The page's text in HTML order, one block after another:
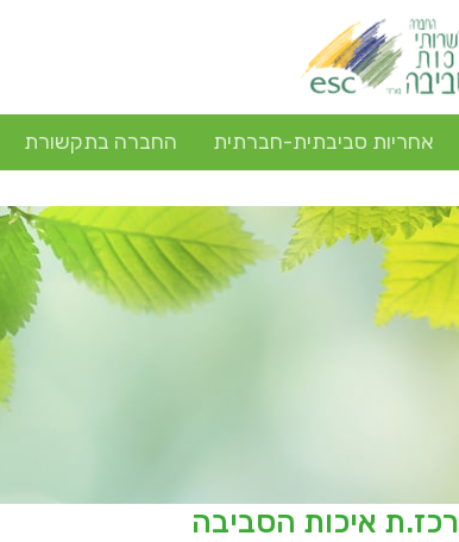
אחריות סביבתית-חברתית החברה בתקשורת
רכז.ת איכות הסביבה